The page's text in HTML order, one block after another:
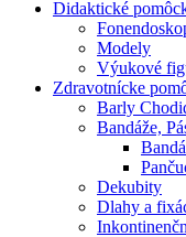
Didaktické
Modely
Výukové
Zdravotnícke
Barly
Bandáže,
Dekubity
Dlahy a